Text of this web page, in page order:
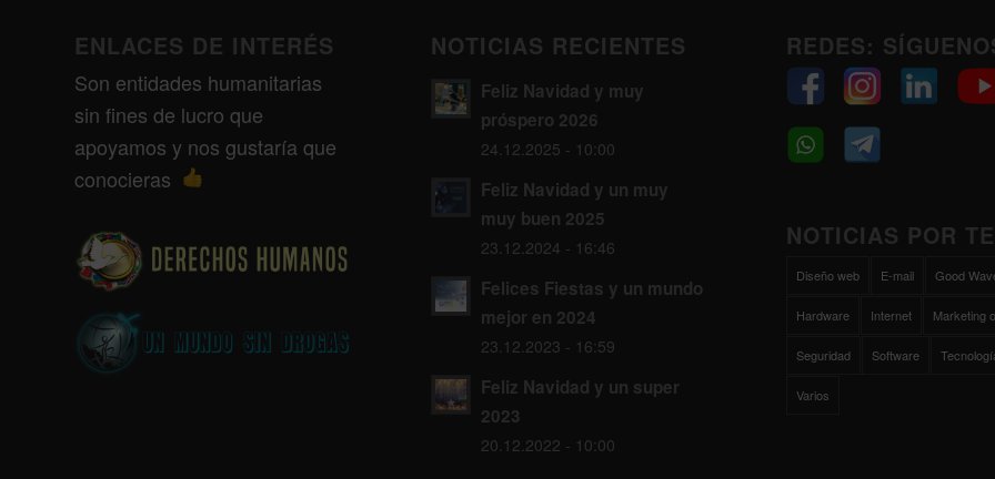
ENLACES DE INTERÉS
Son entidades humanitarias
sin fines de lucro que
apoyamos y nos gustaría que
conocieras
NOTICIAS RECIENTES
Feliz Navidad y muy
próspero 2026
24.12.2025 - 10:00
Feliz Navidad y un muy
muy buen 2025
23.12.2024 - 16:46
Felices Fiestas y un mundo
mejor en 2024
23.12.2023 - 16:59
Feliz Navidad y un super
2023
20.12.2022 - 10:00
REDES:
NOTICIAS POR
Diseño web E-mail Good
Hardware Internet Marketing
Seguridad Software
Varios